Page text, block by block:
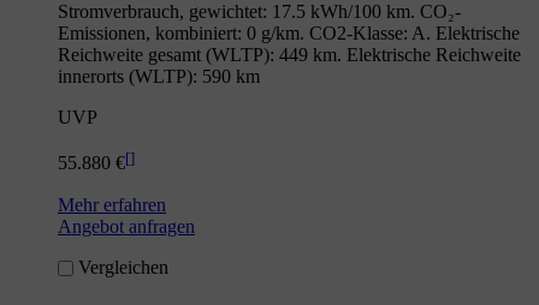
Stromverbrauch, gewichtet: 17.5 kWh/100 km. CO₂-
Emissionen, kombiniert: 0 g/km. CO2-Klasse: A. Elektrische
Reichweite gesamt (WLTP): 449 km. Elektrische Reichweite
innerorts (WLTP): 590 km
UVP
55.880 €[]
Mehr erfahren
Angebot anfragen
Vergleichen